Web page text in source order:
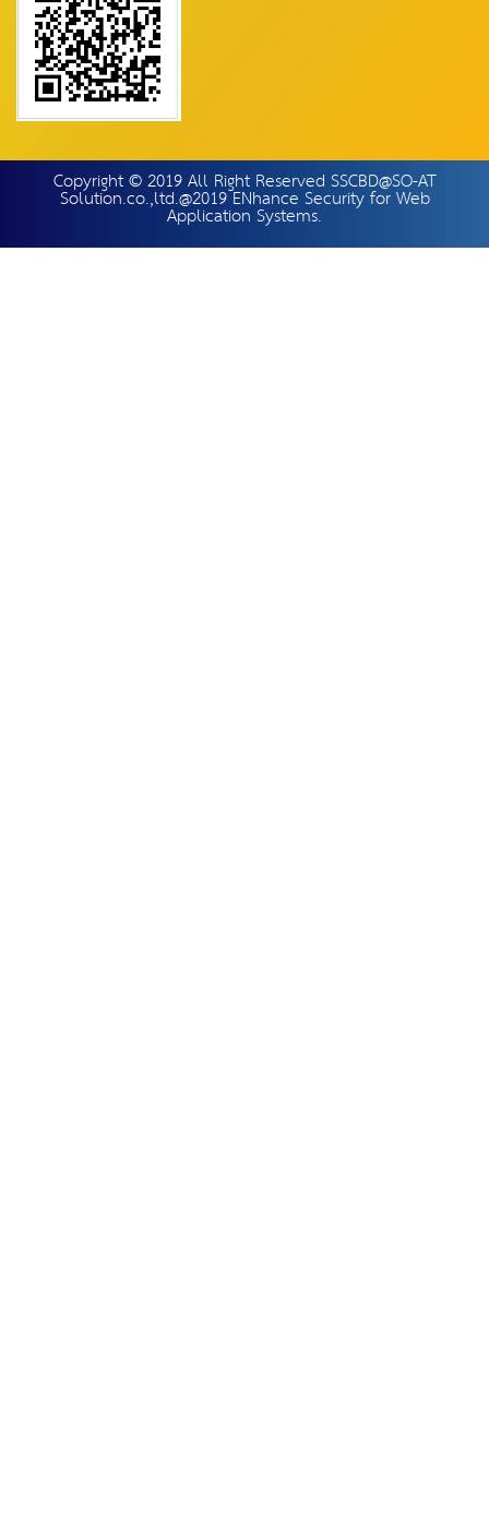
Copyright © 2019 All Right Reserved SSCBD@SO-AT
Solution.co.,ltd.@2019 ENhance Security for Web
Application Systems.